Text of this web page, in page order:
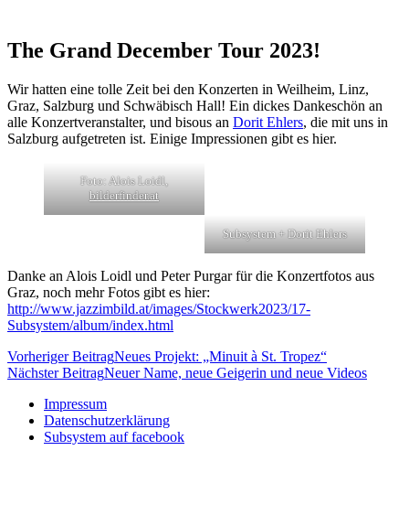
The Grand December Tour 2023!
Wir hatten eine tolle Zeit bei den Konzerten in Weilheim, Linz,
Graz, Salzburg und Schwäbisch Hall! Ein dickes Dankeschön an
alle Konzertveranstalter, und bisous an Dorit Ehlers, die mit uns in
Salzburg aufgetreten ist. Einige Impressionen gibt es hier.
Foto: Alois Loidl,
bilderfinder.at
Subsystem + Dorit Ehlers
Danke an Alois Loidl und Peter Purgar für die Konzertfotos aus
Graz, noch mehr Fotos gibt es hier:
http://www.jazzimbild.at/images/Stockwerk2023/17-
Subsystem/album/index.html
Beitragsnavigation
Vorheriger BeitragNeues Projekt: „Minuit à St. Tropez“
Nächster BeitragNeuer Name, neue Geigerin und neue Videos
Impressum
Datenschutzerklärung
Subsystem auf facebook